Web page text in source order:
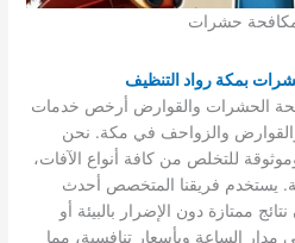
حشرات
بمكة رواد التنظيف
الحشرات والقوارض أرخص خدمات
والزواحف في مكة. نحن
للتخلص من كافة أنواع الآفات،
يستخدم فريقنا المتخصص أحدث
ممتازة دون الإضرار بالبيئة أو
الساعة وبأسعار تنافسية، مما